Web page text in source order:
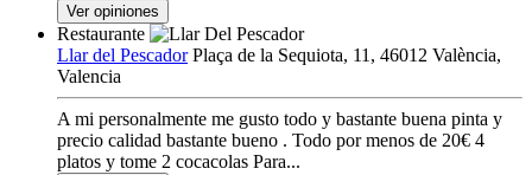
Ver opiniones
Restaurante
Llar del Pescador Plaça de la Sequiota, 11, 46012 València,
Valencia
A mi personalmente me gusto todo y bastante buena pinta y
precio calidad bastante bueno . Todo por menos de 20€ 4
platos y tome 2 cocacolas Para...